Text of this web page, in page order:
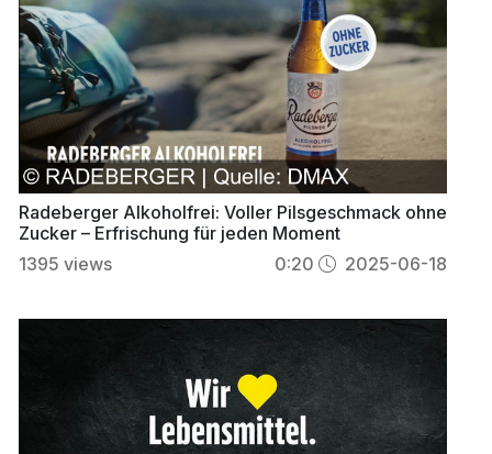
Radeberger Alkoholfrei: Voller Pilsgeschmack ohne
Zucker – Erfrischung für jeden Moment
1395 views 0:20 2025-06-18